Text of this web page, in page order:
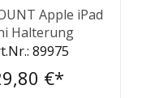
Bewertung
Apple iPad
Halterung
89975
€*